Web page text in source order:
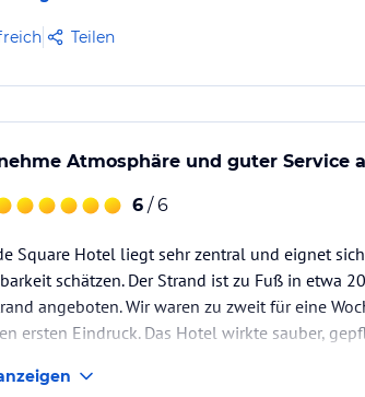
durch die von erfahrenen und kompetenten
ohne unsere Zustimmung in unser Zimmer
Teilen
Atmosphäre und guter Service
6 / 6
Square Hotel liegt sehr zentral und eignet
schätzen. Der Strand ist zu Fuß in etwa
angeboten. Wir waren zu zweit für eine
ersten Eindruck. Das Hotel wirkte sauber,
bietet einen großen Poolbereich mit vielen